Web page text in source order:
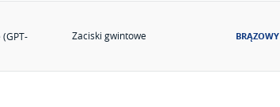
Zaciski gwintowe BRĄZOWY